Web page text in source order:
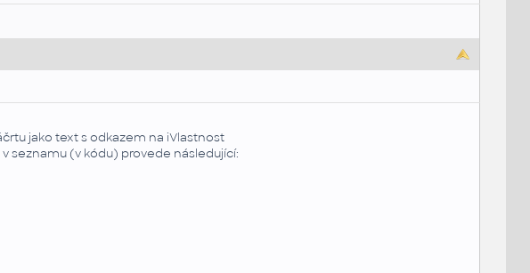
jako text s odkazem na iVlastnost
seznamu (v kódu) provede následující: